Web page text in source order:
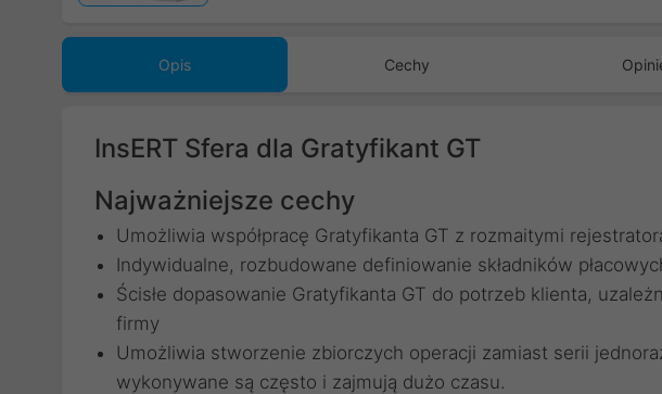
Opis Cechy
InsERT Sfera dla Gratyfikant GT
Najważniejsze cechy
Umożliwia współpracę Gratyfikanta GT z rozmaitymi
Indywidualne, rozbudowane definiowanie składników
Ścisłe dopasowanie Gratyfikanta GT do potrzeb klienta,
firmy
Umożliwia stworzenie zbiorczych operacji zamiast serii
wykonywane są często i zajmują dużo czasu.